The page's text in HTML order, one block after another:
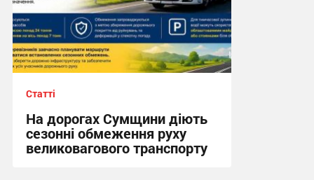
Статті
На дорогах Сумщини діють
сезонні обмеження руху
великовагового транспорту